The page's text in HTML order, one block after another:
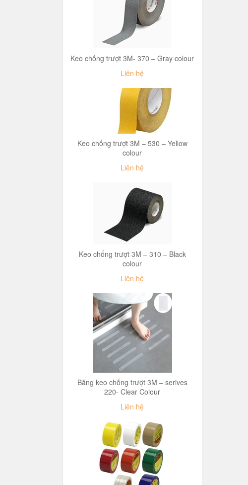
Keo chống trượt 3M- 370 – Gray colour
Liên hệ
Keo chống trượt 3M – 530 – Yellow
colour
Liên hệ
Keo chống trượt 3M – 310 – Black
colour
Liên hệ
Băng keo chống trượt 3M – serives
220- Clear Colour
Liên hệ